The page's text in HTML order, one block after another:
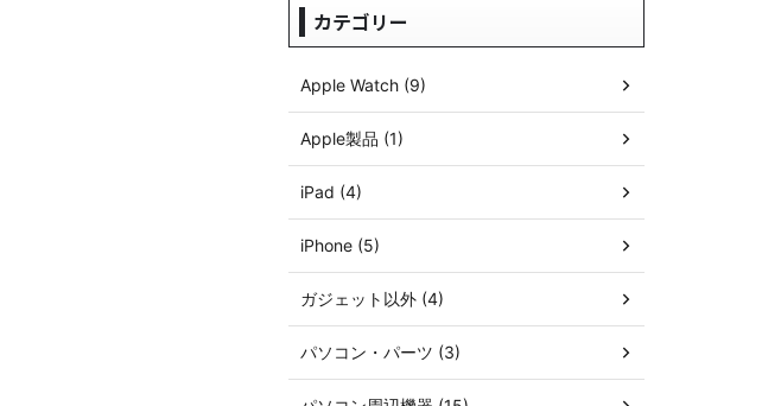
カテゴリー
Apple Watch (9)
Apple製品 (1)
iPad (4)
iPhone (5)
ガジェット以外 (4)
パソコン・パーツ (3)